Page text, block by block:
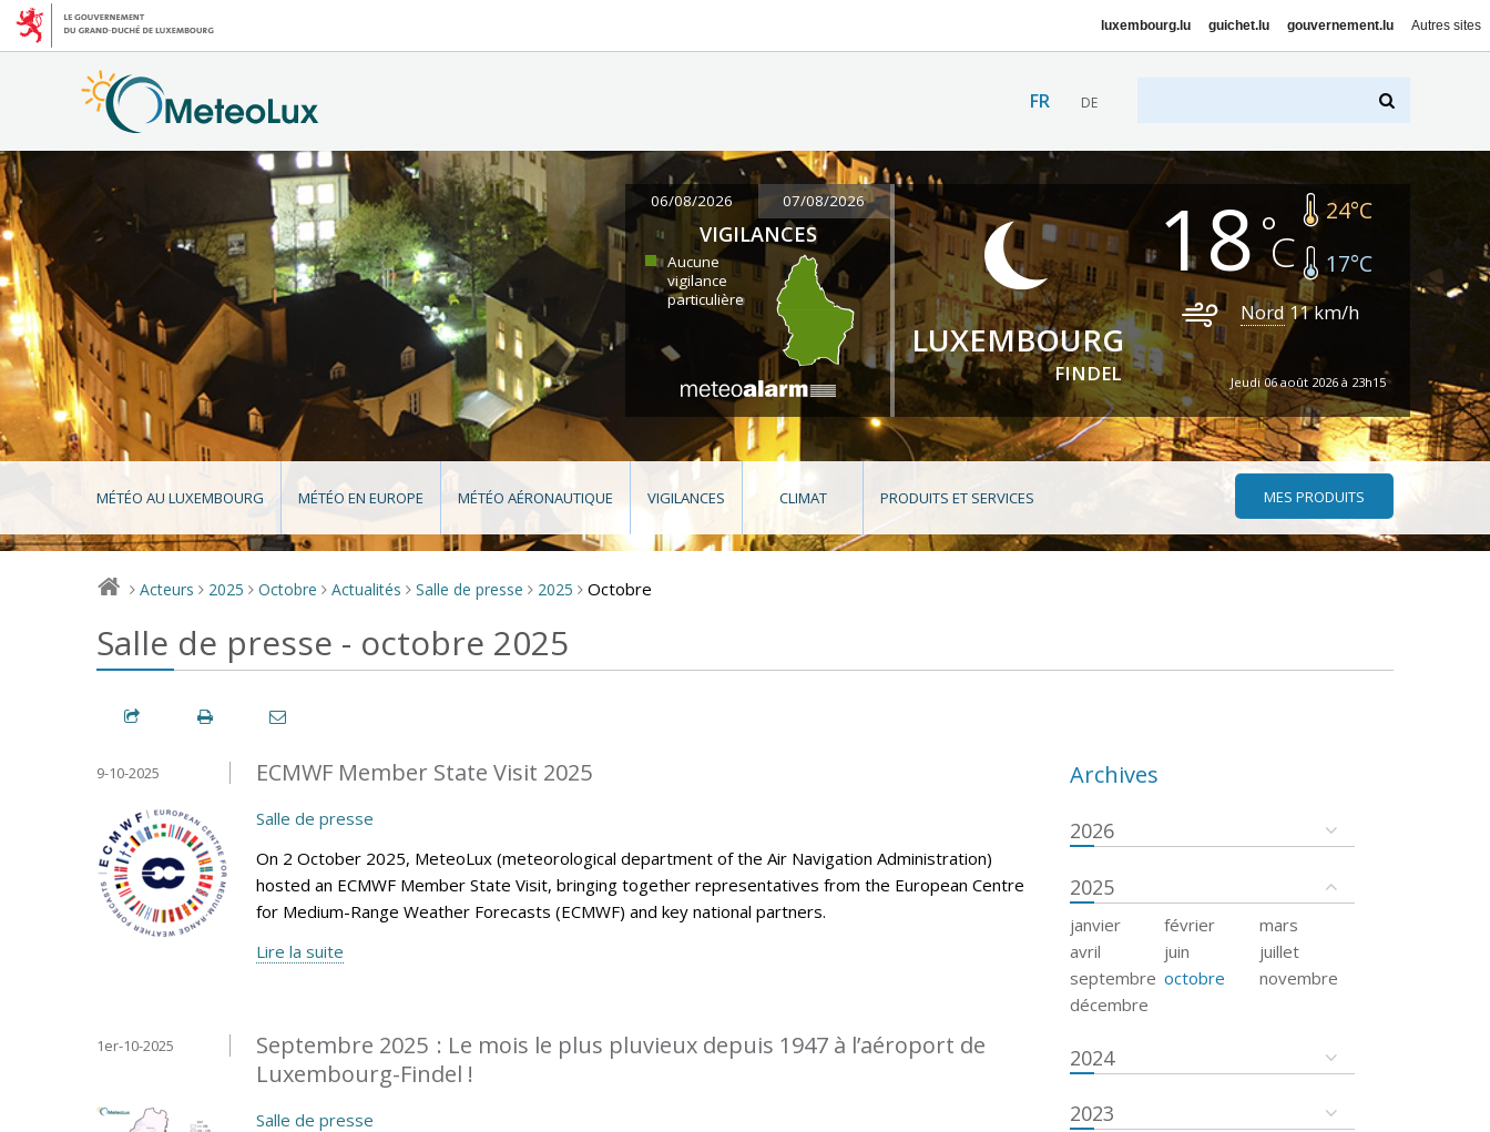
luxembourg.lu guichet.lu gouvernement.lu Autres sites
FR DE
06/08/2026 07/08/2026
VIGILANCES
Aucune
vigilance
particulière
LUXEMBOURG
FINDEL
18 24°C
17°C
Nord 11km/h
Jeudi 06 août 2026 à 23h15
MÉTÉO AU LUXEMBOURG MÉTÉO EN EUROPE MÉTÉO AÉRONAUTIQUE VIGILANCES CLIMAT PRODUITS ET SERVICES MES PRODUITS
> Acteurs > 2025 > Octobre > Actualités > Salle de presse > 2025 > Octobre
Salle de presse - octobre 2025
ECMWF Member State Visit 2025
9-10-2025
Salle de presse
On 2 October 2025, MeteoLux (meteorological department of the Air Navigation Administration)
hosted an ECMWF Member State Visit, bringing together representatives from the European Centre
for Medium-Range Weather Forecasts (ECMWF) and key national partners.
Lire la suite
Septembre 2025 : Le mois le plus pluvieux depuis 1947 à l’aéroport de
Luxembourg-Findel !
1er-10-2025
Salle de presse
Archives
2026
2025
janvier février
mars
avril
juin
juillet
septembre octobre
novembre
décembre
2024
2023